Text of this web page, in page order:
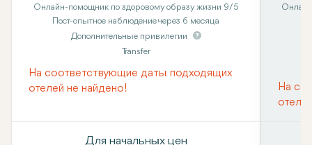
Онлайн-помощник по здоровому образу жизни 9/5
Пост-опытное наблюдение через 6 месяца
Дополнительные привилегии
Transfer
На соответствующие даты подходящих
отелей не найдено!
Для начальных цен
На